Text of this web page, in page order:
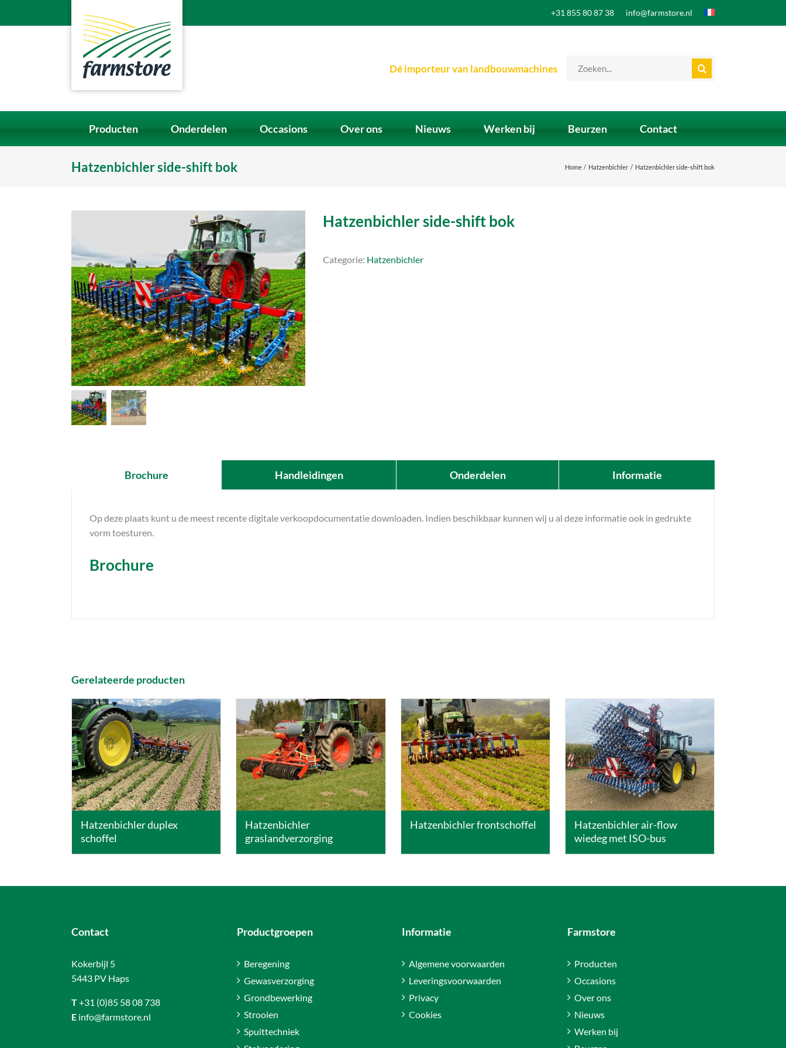
+31 855 80 87 38 info@farmstore.nl
Dé importeur van landbouwmachines
Producten Onderdelen Occasions Over ons Nieuws Werken bij Beurzen Contact
Hatzenbichler side-shift bok Home Hatzenbichler Hatzenbichler side-shift bok
Hatzenbichler side-shift bok
Categorie: Hatzenbichler
Brochure Handleidingen Onderdelen Informatie
Op deze plaats kunt u de meest recente digitale verkoopdocumentatie downloaden. Indien beschikbaar kunnen wij u al deze informatie ook in gedrukte
vorm toesturen.
Brochure
Gerelateerde producten
DETAILS
Hatzenbichler duplex
schoffel
DETAILS
Hatzenbichler
graslandverzorging
DETAILS
Hatzenbichler frontschoffel
DETAILS
Hatzenbichler air-flow
wiedeg met ISO-bus
Contact
Kokerbijl 5
5443 PV Haps
T+31 (0)85 58 08 738
E info@farmstore.nl
Productgroepen
Beregening
Gewasverzorging
Grondbewerking
Strooien
Spuittechniek
Informatie
Algemene voorwaarden
Leveringsvoorwaarden
Privacy
Cookies
Farmstore
Producten
Occasions
Over ons
Nieuws
Werken bij